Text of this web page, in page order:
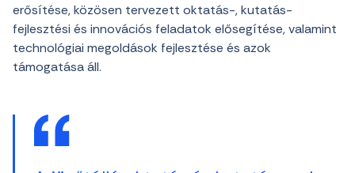
erősítése, közösen tervezett oktatás-, kutatás-
fejlesztési és innovációs feladatok elősegítése, valamint
technológiai megoldások fejlesztése és azok
támogatása áll.